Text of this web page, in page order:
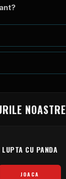
NOASTRE
LUPTA CU PANDA
JOACA